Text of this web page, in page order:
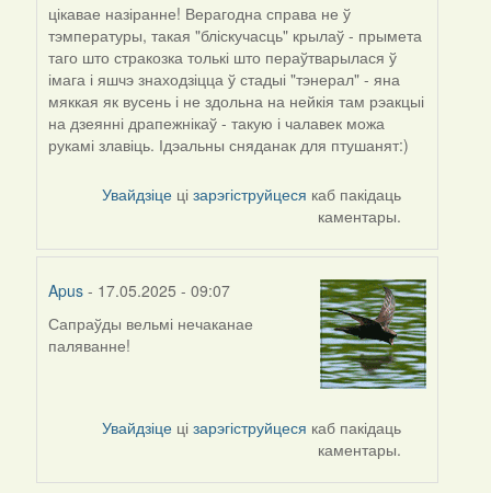
цікавае назіранне! Верагодна справа не ў
тэмпературы, такая "бліскучасць" крылаў - прымета
таго што стракозка толькі што пераўтварылася ў
імага і яшчэ знаходзіцца ў стадыі "тэнерал" - яна
мяккая як вусень і не здольна на нейкія там рэакцыі
на дзеянні драпежнікаў - такую і чалавек можа
рукамі злавіць. Ідэальны сняданак для птушанят:)
Увайдзіце цізарэгіструйцеся каб пакідаць
каментары.
Apus - 17.05.2025 - 09:07
Сапраўды вельмі нечаканае
паляванне!
Увайдзіце цізарэгіструйцеся каб пакідаць
каментары.